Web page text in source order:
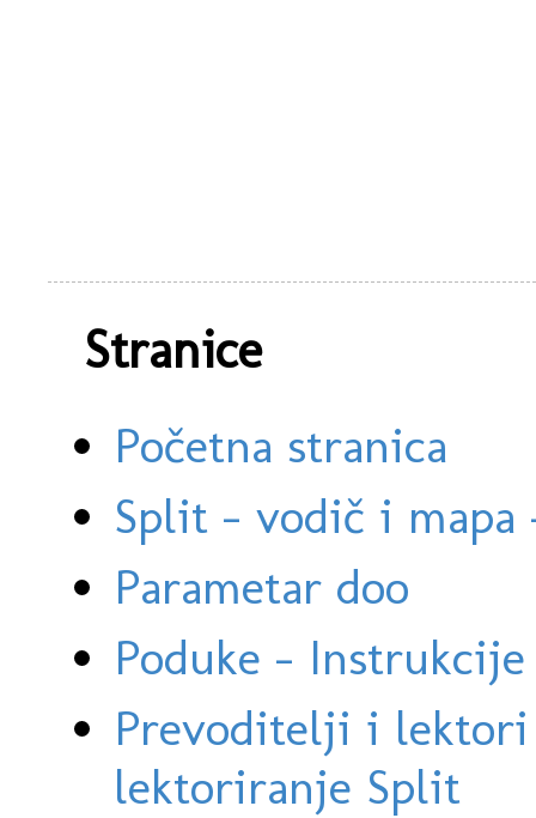
Stranice
Početna stranica
Split - vodič i
Parametar doo
Poduke -
Prevoditelji i
lektoriranje Split